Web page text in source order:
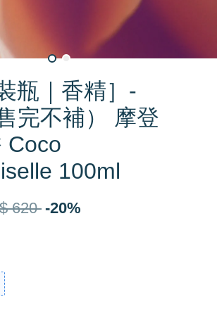
瓶｜香精］-
完不補） 摩登
Coco
100ml
620 -20%